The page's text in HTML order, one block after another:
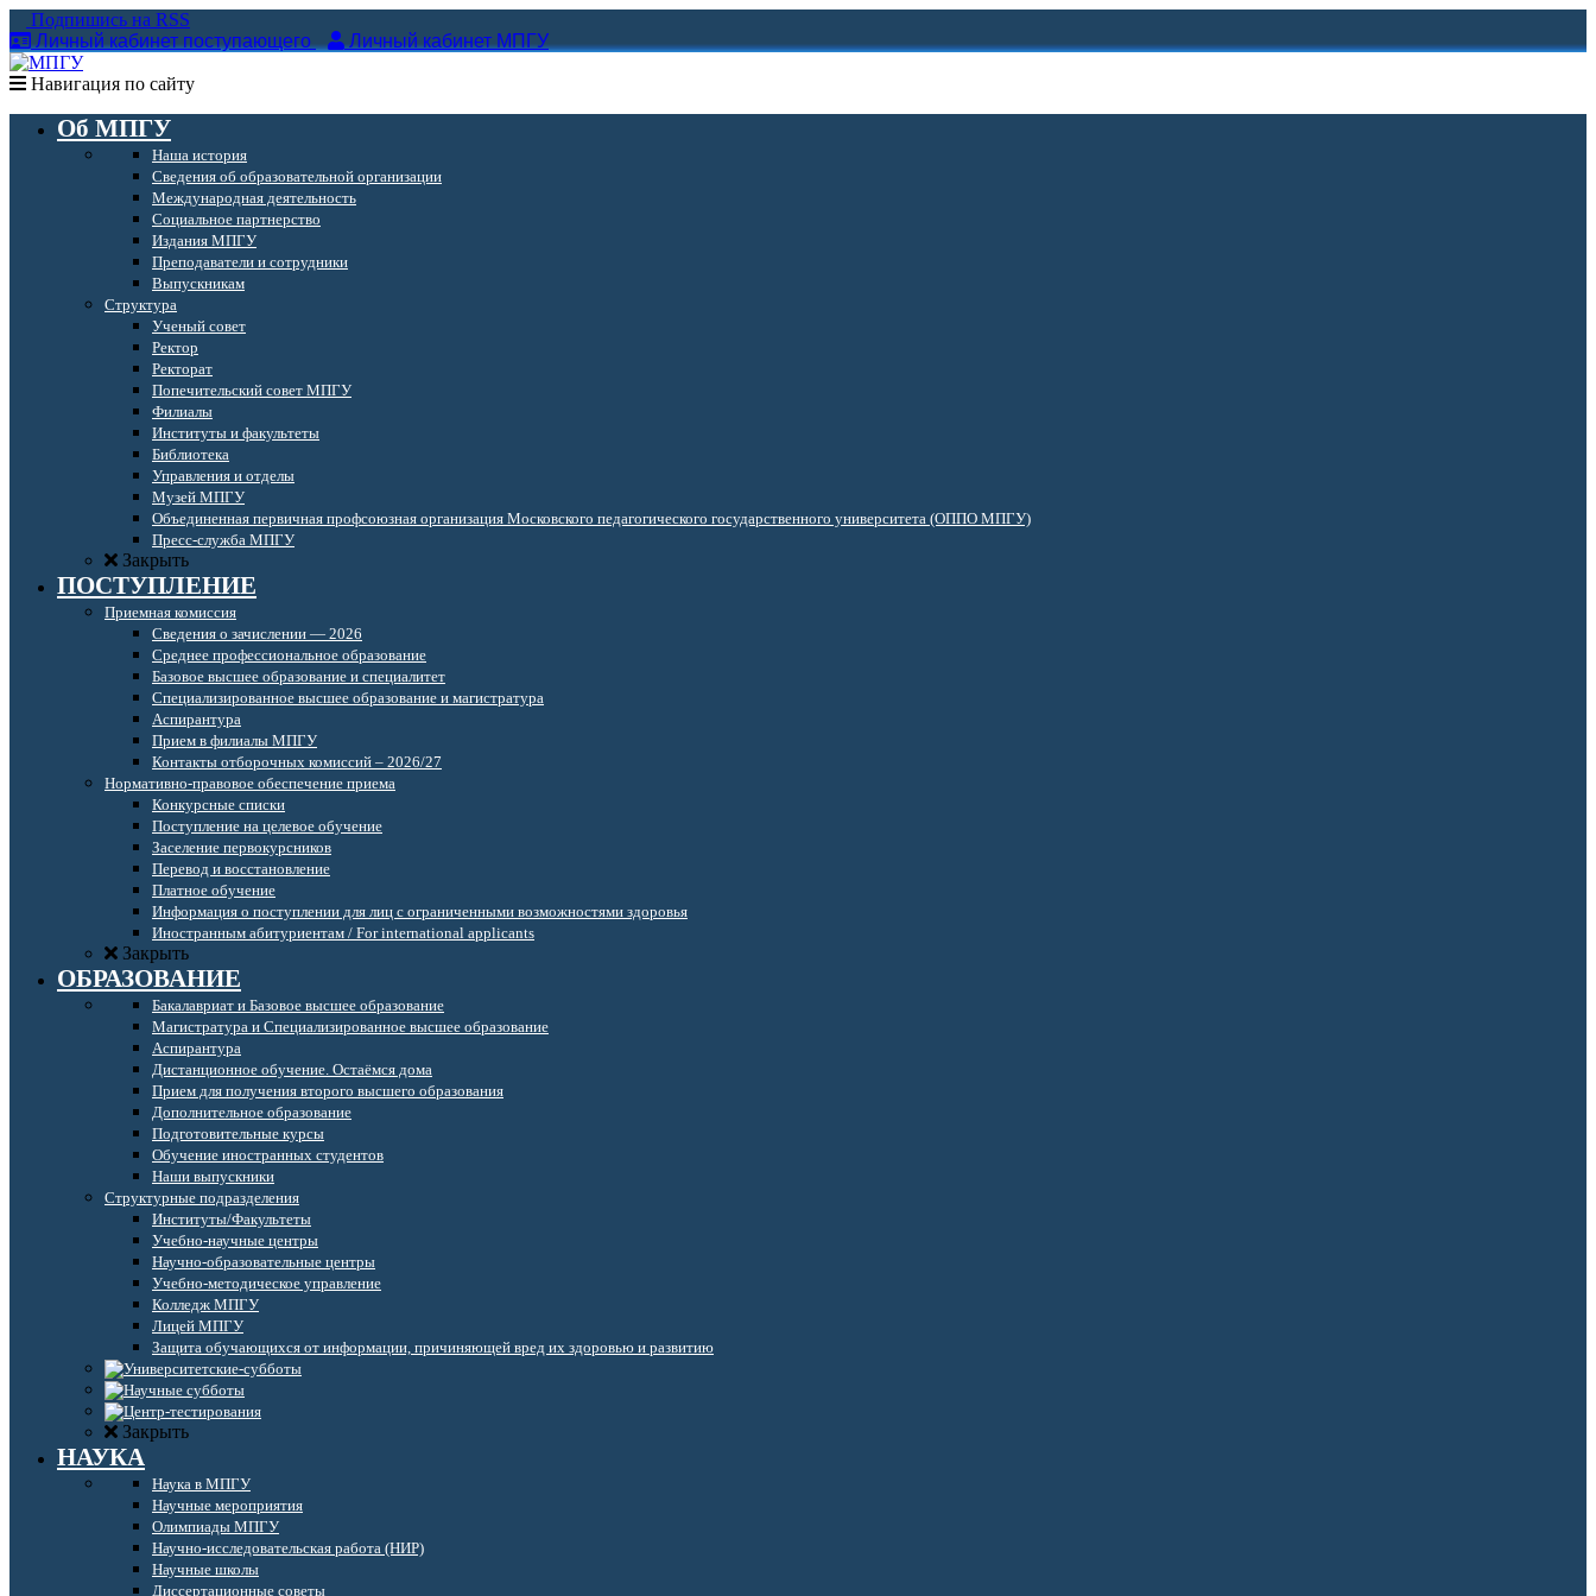
Подпишись на RSS
Личный кабинет поступающего
Личный кабинет МПГУ
Навигация по сайту
Об МПГУ
Наша история
Сведения об образовательной организации
Международная деятельность
Социальное партнерство
Издания МПГУ
Преподаватели и сотрудники
Выпускникам
Структура
Ученый совет
Ректор
Ректорат
Попечительский совет МПГУ
Филиалы
Институты и факультеты
Библиотека
Управления и отделы
Музей МПГУ
Объединенная первичная профсоюзная организация Московского педагогического государственного университета (ОППО МПГУ)
Пресс-служба МПГУ
Закрыть
ПОСТУПЛЕНИЕ
Приемная комиссия
Сведения о зачислении — 2026
Среднее профессиональное образование
Базовое высшее образование и специалитет
Специализированное высшее образование и магистратура
Аспирантура
Прием в филиалы МПГУ
Контакты отборочных комиссий – 2026/27
Нормативно-правовое обеспечение приема
Конкурсные списки
Поступление на целевое обучение
Заселение первокурсников
Перевод и восстановление
Платное обучение
Информация о поступлении для лиц с ограниченными возможностями здоровья
Иностранным абитуриентам / For international applicants
Закрыть
ОБРАЗОВАНИЕ
Бакалавриат и Базовое высшее образование
Магистратура и Специализированное высшее образование
Аспирантура
Дистанционное обучение. Остаёмся дома
Прием для получения второго высшего образования
Дополнительное образование
Подготовительные курсы
Обучение иностранных студентов
Наши выпускники
Структурные подразделения
Институты/Факультеты
Учебно-научные центры
Научно-образовательные центры
Учебно-методическое управление
Колледж МПГУ
Лицей МПГУ
Защита обучающихся от информации, причиняющей вред их здоровью и развитию
Закрыть
НАУКА
Наука в МПГУ
Научные мероприятия
Олимпиады МПГУ
Научно-исследовательская работа (НИР)
Научные школы
Диссертационные советы